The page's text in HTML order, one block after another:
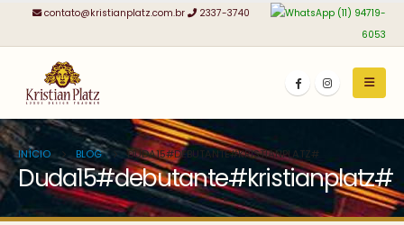
contato@kristianplatz.com.br 2337-3740
(11) 94719-
6053
INÍCIO BLOG DUDA15#DEBUTANTE#KRISTIANPLATZ#
Duda15#debutante#kristianplatz#